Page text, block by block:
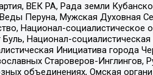
ВЕК РА, Рада земли
Перуна, Мужская Духовная
Национал-
Национал-
Инициатива города
Староверов-
объединениях, Омская